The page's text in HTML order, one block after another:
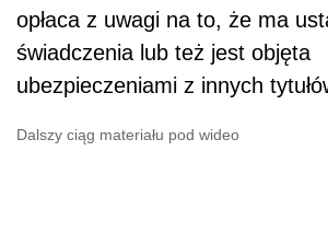
opłaca z uwagi na to, że ma
świadczenia lub też jest objęta
ubezpieczeniami z innych
Dalszy ciąg materiału pod wideo